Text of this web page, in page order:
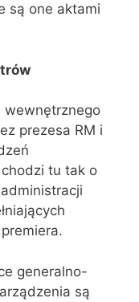
są one akta‌mi
wewnętrznego
prezesa RM i
tu tak o
generalno-
są